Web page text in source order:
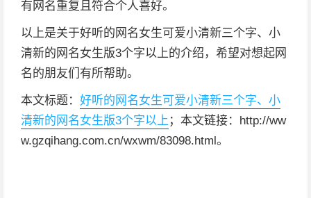
有网名重复且符合个人喜好。
以上是关于好听的网名女生可爱小清新三个字、小
清新的网名女生版3个字以上的介绍，希望对想起网
名的朋友们有所帮助。
本文标题： 好听的网名女生可爱小清新三个字、小
清新的网名女生版3个字以上 ；本文链接：http://ww
w.gzqihang.com.cn/wxwm/83098.html。